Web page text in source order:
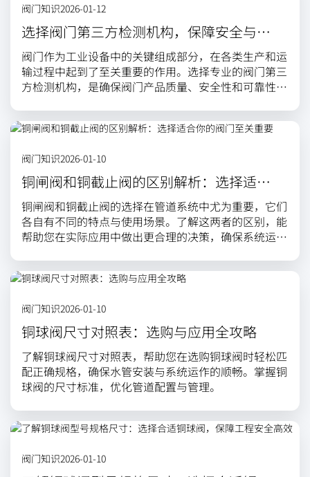
噪音问题。
阀门知识2026-01-12
选择阀门第三方检测机构，保障安全与质
量的最佳选择
阀门作为工业设备中的关键组成部分，在各类生产和运
输过程中起到了至关重要的作用。选择专业的阀门第三
方检测机构，是确保阀门产品质量、安全性和可靠性的
性，以及如何选择合适的检测服务，帮助企业提升产品
质量与竞争力。
阀门知识2026-01-10
铜闸阀和铜截止阀的区别解析：选择适合
你的阀门至关重要
铜闸阀和铜截止阀的选择在管道系统中尤为重要，它们
各自有不同的特点与使用场景。了解这两者的区别，能
帮助您在实际应用中做出更合理的决策，确保系统运行
阀门知识2026-01-10
铜球阀尺寸对照表：选购与应用全攻略
了解铜球阀尺寸对照表，帮助您在选购铜球阀时轻松匹
配正确规格，确保水管安装与系统运作的顺畅。掌握铜
球阀的尺寸标准，优化管道配置与管理。
阀门知识2026-01-10